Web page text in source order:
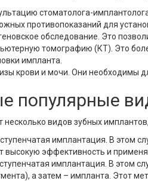
стоматолога-
противопоказаний для
обследование. Это
томографию (КТ). Это
импланта.
крови и мочи. Они необходимы
популярные
несколько видов зубных
имплантация. В этом
высокую эффективность и
имплантация. В этом
а затем – импланта. Этот